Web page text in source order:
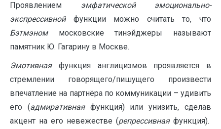
Проявлением эмфатической эмоционально-
экспрессивнойфункции можно считать то, что
Бэтмэноммосковские тинэйджеры называют
памятник Ю. Гагарину в Москве.
Эмотивнаяфункция англицизмов проявляется в
стремлении говорящего/пишущего произвести
впечатление на партнёра по коммуникации – удивить
его (адмиративная функция) или унизить, сделав
акцент на его невежестве (репрессивнаяфункция).